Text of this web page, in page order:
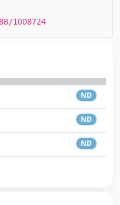
1008724
ND
ND
ND